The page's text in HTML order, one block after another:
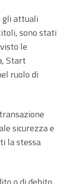
gli attuali
sono stati
le
Start
ruolo di
sicurezza e
la stessa